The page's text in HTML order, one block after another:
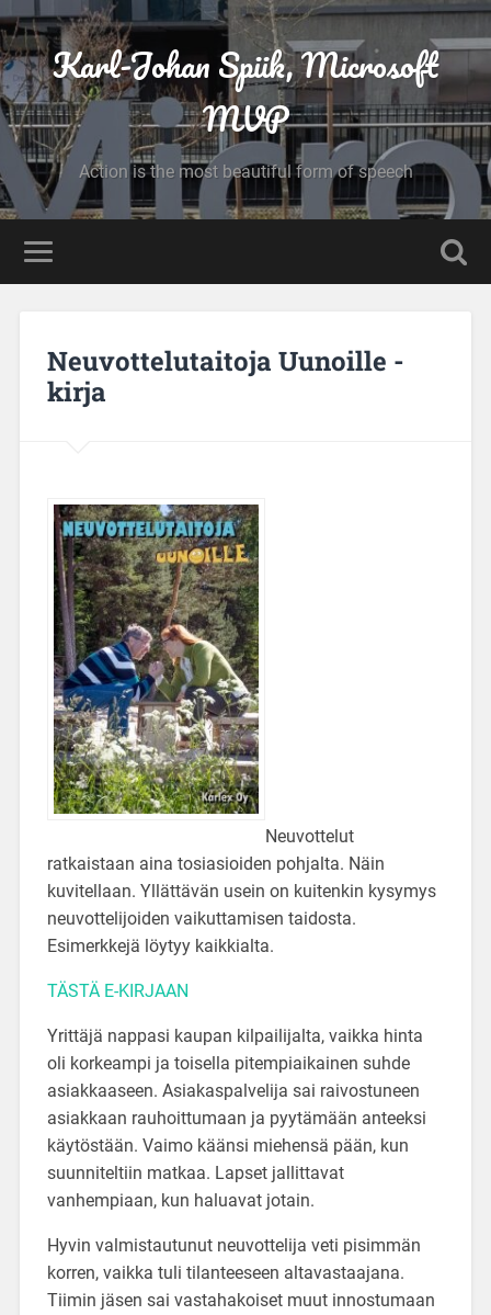
Karl-Johan Spiik, Microsoft
MVP
Action is the most beautiful form of speech
Neuvottelutaitoja Uunoille -
kirja
Neuvottelut
ratkaistaan aina tosiasioiden pohjalta. Näin
kuvitellaan. Yllättävän usein on kuitenkin kysymys
neuvottelijoiden vaikuttamisen taidosta.
Esimerkkejä löytyy kaikkialta.
TÄSTÄ E-KIRJAAN
Yrittäjä nappasi kaupan kilpailijalta, vaikka hinta
oli korkeampi ja toisella pitempiaikainen suhde
asiakkaaseen. Asiakaspalvelija sai raivostuneen
asiakkaan rauhoittumaan ja pyytämään anteeksi
käytöstään. Vaimo käänsi miehensä pään, kun
suunniteltiin matkaa. Lapset jallittavat
vanhempiaan, kun haluavat jotain.
Hyvin valmistautunut neuvottelija veti pisimmän
korren, vaikka tuli tilanteeseen altavastaajana.
Tiimin jäsen sai vastahakoiset muut innostumaan